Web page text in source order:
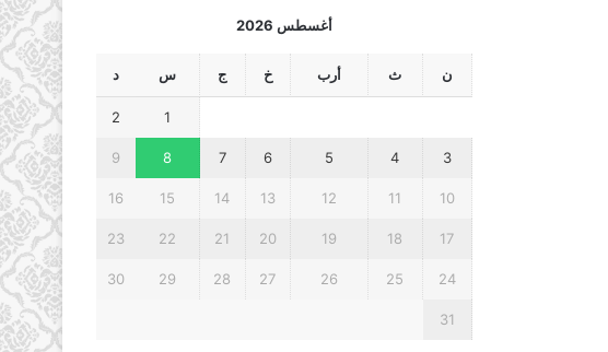
أغسطس 2026
ن ث أرب خ ج س د
1
2
3
4
5
6
7
8
9
10
11
12
13
14
15
16
17
18
19
20
21
22
23
24
25
26
27
28
29
30
31